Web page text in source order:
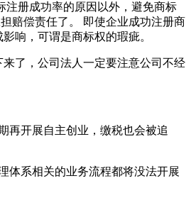
注册成功率的原因以外，避免商标
赔偿责任了。 即使企业成功注册商
响，可谓是商标权的瑕疵。
了，公司法人一定要注意公司不经
再开展自主创业，缴税也会被追
体系相关的业务流程都将没法开展